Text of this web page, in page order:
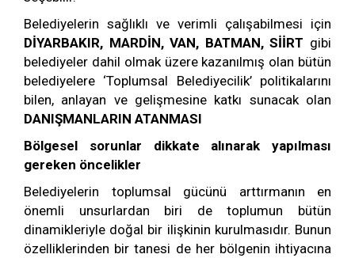
Belediyelerin sağlıklı ve verimli çalışabilmesi için
DİYARBAKIR, MARDİN, VAN, BATMAN, SİİRT gibi
belediyeler dahil olmak üzere kazanılmış olan bütün
belediyelere ‘Toplumsal Belediyecilik’ politikalarını
bilen, anlayan ve gelişmesine katkı sunacak olan
DANIŞMANLARIN ATANMASI
Bölgesel sorunlar dikkate alınarak yapılması
gereken öncelikler
Belediyelerin toplumsal gücünü arttırmanın en
önemli unsurlardan biri de toplumun bütün
dinamikleriyle doğal bir ilişkinin kurulmasıdır. Bunun
özelliklerinden bir tanesi de her bölgenin ihtiyacına